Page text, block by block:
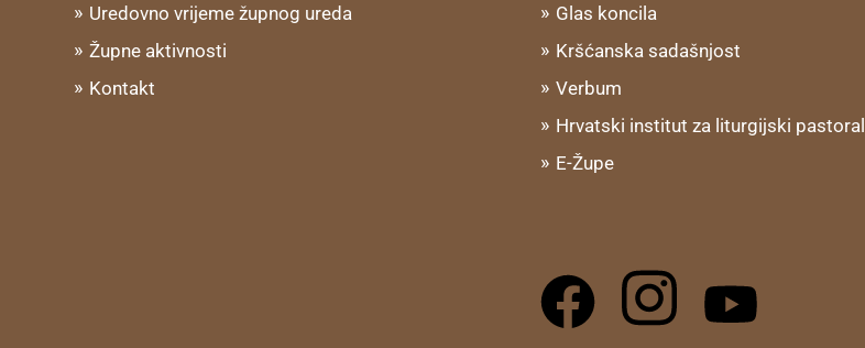
Uredovno vrijeme župnog ureda
Župne aktivnosti
Kontakt
Glas koncila
Kršćanska sadašnjost
Verbum
Hrvatski institut za liturgijski pastoral
E-Župe